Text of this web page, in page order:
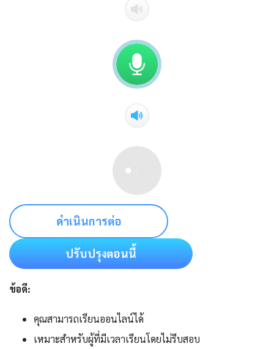
ดำเนินการต่อ
ปรับปรุงตอนนี้
ข้อดี:
คุณสามารถเรียนออนไลน์ได้
เหมาะสำหรับผู้ที่มีเวลาเรียนโดยไม่รีบสอบ